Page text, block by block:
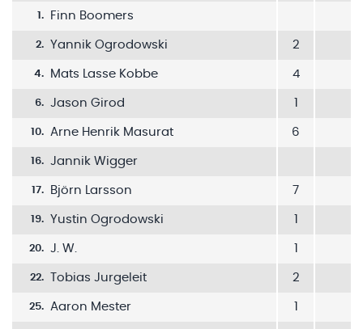
1. Finn Boomers
2. Yannik Ogrodowski 2
4. Mats Lasse Kobbe 4
6. Jason Girod
10. Arne Henrik Masurat 6
16. Jannik Wigger
17. Björn Larsson 7
19. Yustin Ogrodowski
20. J. W.
22. Tobias Jurgeleit 2
25. Aaron Mester